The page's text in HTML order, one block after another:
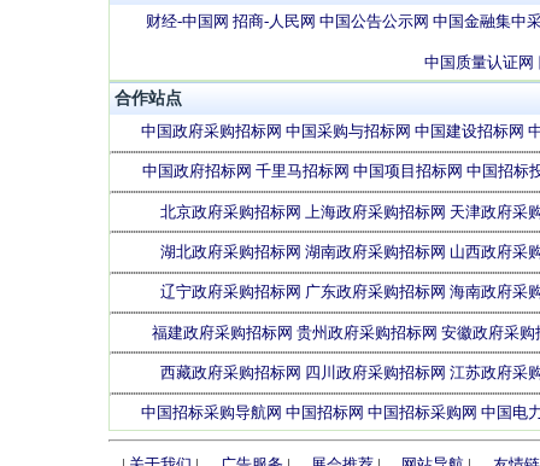
天津国际招标有限公
司
中国乡镇企业总公
司
湖北设备工程招
标有限公司
上海东方投资监理有
限公司
中国石化国际事业
有限公司
江西省机电设备
招标公司
财经-中国网 招商-人民网 中国公告公示网 中国金融集中
中国质量认证网
合作站点
中国政府采购招标网 中国采购与招标网 中国建设招标网
中国政府招标网 千里马招标网 中国项目招标网 中国招标
北京政府采购招标网 上海政府采购招标网 天津政府采
湖北政府采购招标网 湖南政府采购招标网 山西政府采
辽宁政府采购招标网 广东政府采购招标网 海南政府采
福建政府采购招标网 贵州政府采购招标网 安徽政府采购
西藏政府采购招标网 四川政府采购招标网 江苏政府采
中国招标采购导航网 中国招标网 中国招标采购网 中国电